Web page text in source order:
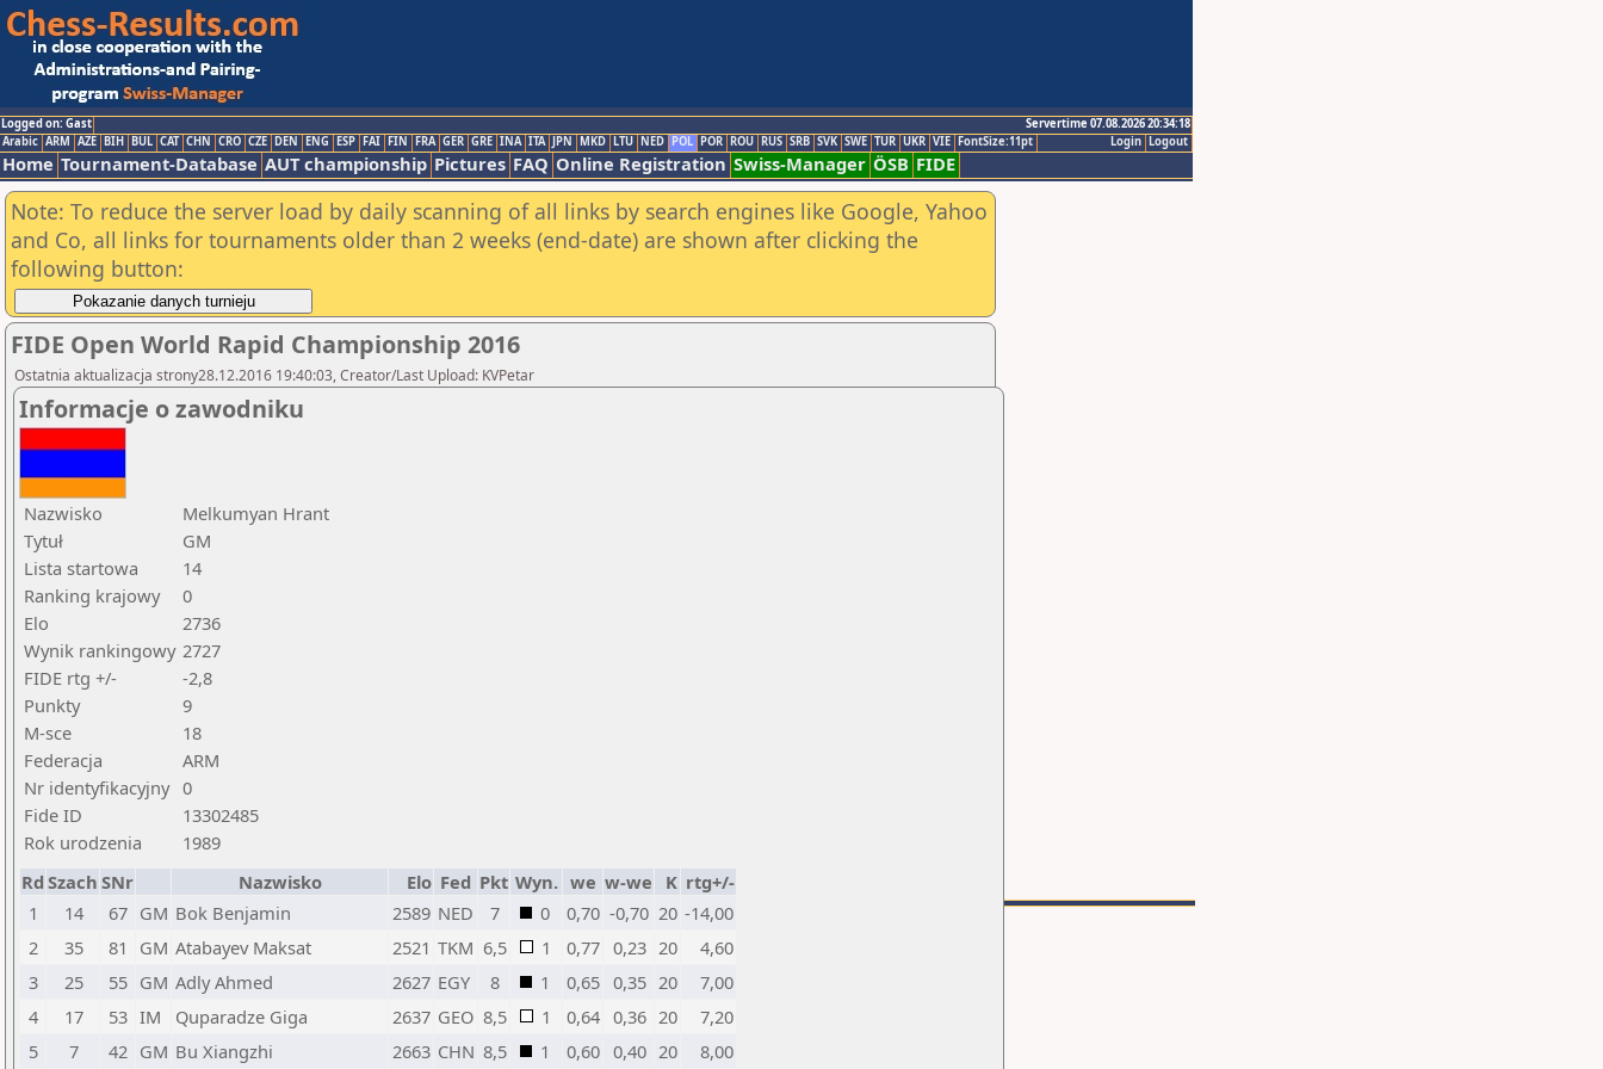
Logged on: Gast
Servertime 07.08.2026 20:34:18
Logout
Login
Arabic ARM AZE BIH BUL CAT CHN CRO CZE DEN ENG ESP FAI FIN FRA GER GRE INA ITA JPN MKD LTU NED POL POR ROU RUS SRB SVK SWE TUR UKR VIE FontSize:11pt
Home Tournament-Database AUT championship Pictures FAQ Online Registration Swiss-Manager ÖSB FIDE
Note: To reduce the server load by daily scanning of all links by search engines like Google, Yahoo
and Co, all links for tournaments older than 2 weeks (end-date) are shown after clicking the
following button:
FIDE Open World Rapid Championship 2016
Ostatnia aktualizacja strony28.12.2016 19:40:03, Creator/Last Upload: KVPetar
Informacje o zawodniku
Nazwisko
Melkumyan Hrant
Tytuł
GM
Lista startowa
14
Ranking krajowy
0
Elo
2736
Wynik rankingowy 2727
FIDE rtg +/-
-2,8
Punkty
9
M-sce
18
Federacja
ARM
Nr identyfikacyjny 0
Fide ID
13302485
Rok urodzenia
1989
Rd Szach SNr Nazwisko Elo Fed Pkt Wyn. we w-we K rtg+/-
1
14 67 GM Bok Benjamin 2589 NED 7 0 0,70 -0,70 20 -14,00
2
35 81 GM Atabayev Maksat 2521 TKM 6,5 1 0,77 0,23 20
4,60
3
25 55 GM Adly Ahmed 2627 EGY 8 1 0,65 0,35 20
7,00
4
17 53 IM Quparadze Giga 2637 GEO 8,5 1 0,64 0,36 20
7,20
5
7 42 GM Bu Xiangzhi 2663 CHN 8,5 1 0,60 0,40 20 8,00